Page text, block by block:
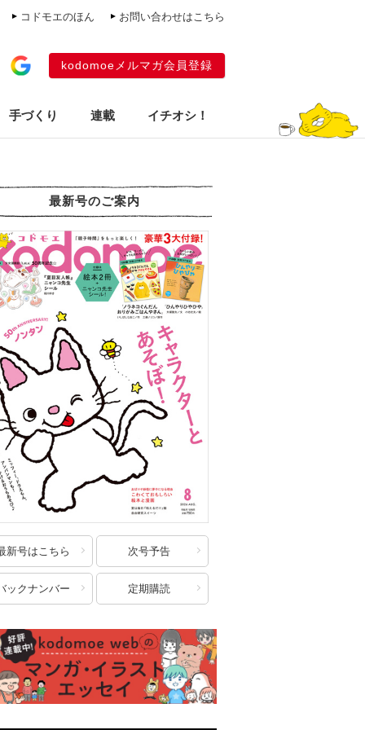
コドモエのほん お問い合わせはこちら
kodomoeメルマガ会員登録
手づくり 連載 イチオシ！
最新号のご案内
新号はこちら 次号予告
ックナンバー 定期購読